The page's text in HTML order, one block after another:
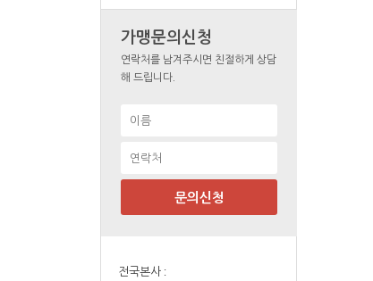
가맹문의신청
연락처를 남겨주시면 친절하게 상담
해 드립니다.
문의신청
전국본사 :